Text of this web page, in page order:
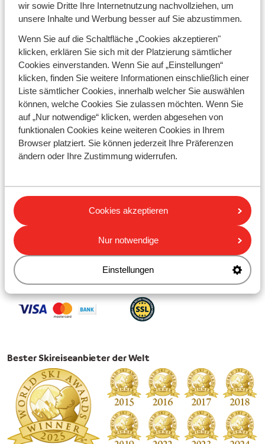
wir sowie Dritte Ihre Internetnutzung nachvollziehen, um
unsere Inhalte und Werbung besser auf Sie abzustimmen.
Wenn Sie auf die Schaltfläche „Cookies akzeptieren"
klicken, erklären Sie sich mit der Platzierung sämtlicher
Cookies einverstanden. Wenn Sie auf „Einstellungen“
klicken, finden Sie weitere Informationen einschließlich einer
Liste sämtlicher Cookies, innerhalb welcher Sie auswählen
können, welche Cookies Sie zulassen möchten. Wenn Sie
auf „Nur notwendige“ klicken, werden abgesehen von
funktionalen Cookies keine weiteren Cookies in Ihrem
Browser platziert. Sie können jederzeit Ihre Präferenzen
ändern oder Ihre Zustimmung widerrufen.
Cookies akzeptieren
Nur notwendige
Einstellungen
Österreich
Frankreich
Italien
Deutschland
Top Skigebiete
Zillertal
Ski Amadé
Kitzbüheler Alpen
Dolomiti Superski
Folgen Sie Sunweb
Einfach und sicher bezahlen
Bester Skireiseanbieter der Welt